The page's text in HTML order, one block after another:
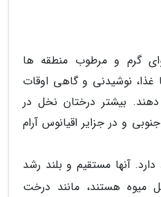
گرم و مرطوب منطقه ها
غذا، نوشیدنی و گاهی اوقات
بیشتر درختان نخل در
و در جزایر اقیانوس آرام
وجود دارد. آنها مستقیم و بلند رشد
میوه هستند، مانند درخت